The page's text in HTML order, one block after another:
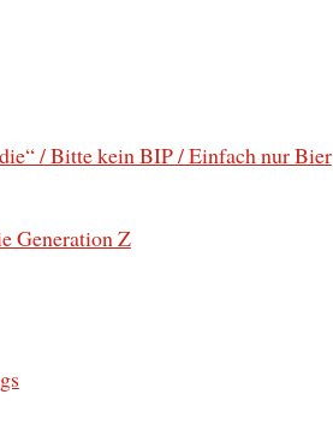
/ Bitte kein BIP / Einfach nur Bier
Generation Z